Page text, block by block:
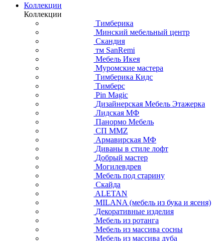
Коллекции
Коллекции
Тимберика
Минский мебельный центр
Скандия
тм SanRemi
Мебель Икея
Муромские мастера
Тимберика Кидс
Тимберс
Pin Magic
Дизайнерская Мебель Этажерка
Лидская МФ
Панормо Мебель
СП ММZ
Армавирская МФ
Диваны в стиле лофт
Добрый мастер
Могилевдрев
Мебель под старину
Скайда
ALETAN
MILANA (мебель из бука и ясеня)
Декоративные изделия
Мебель из ротанга
Мебель из массива сосны
Мебель из массива дуба